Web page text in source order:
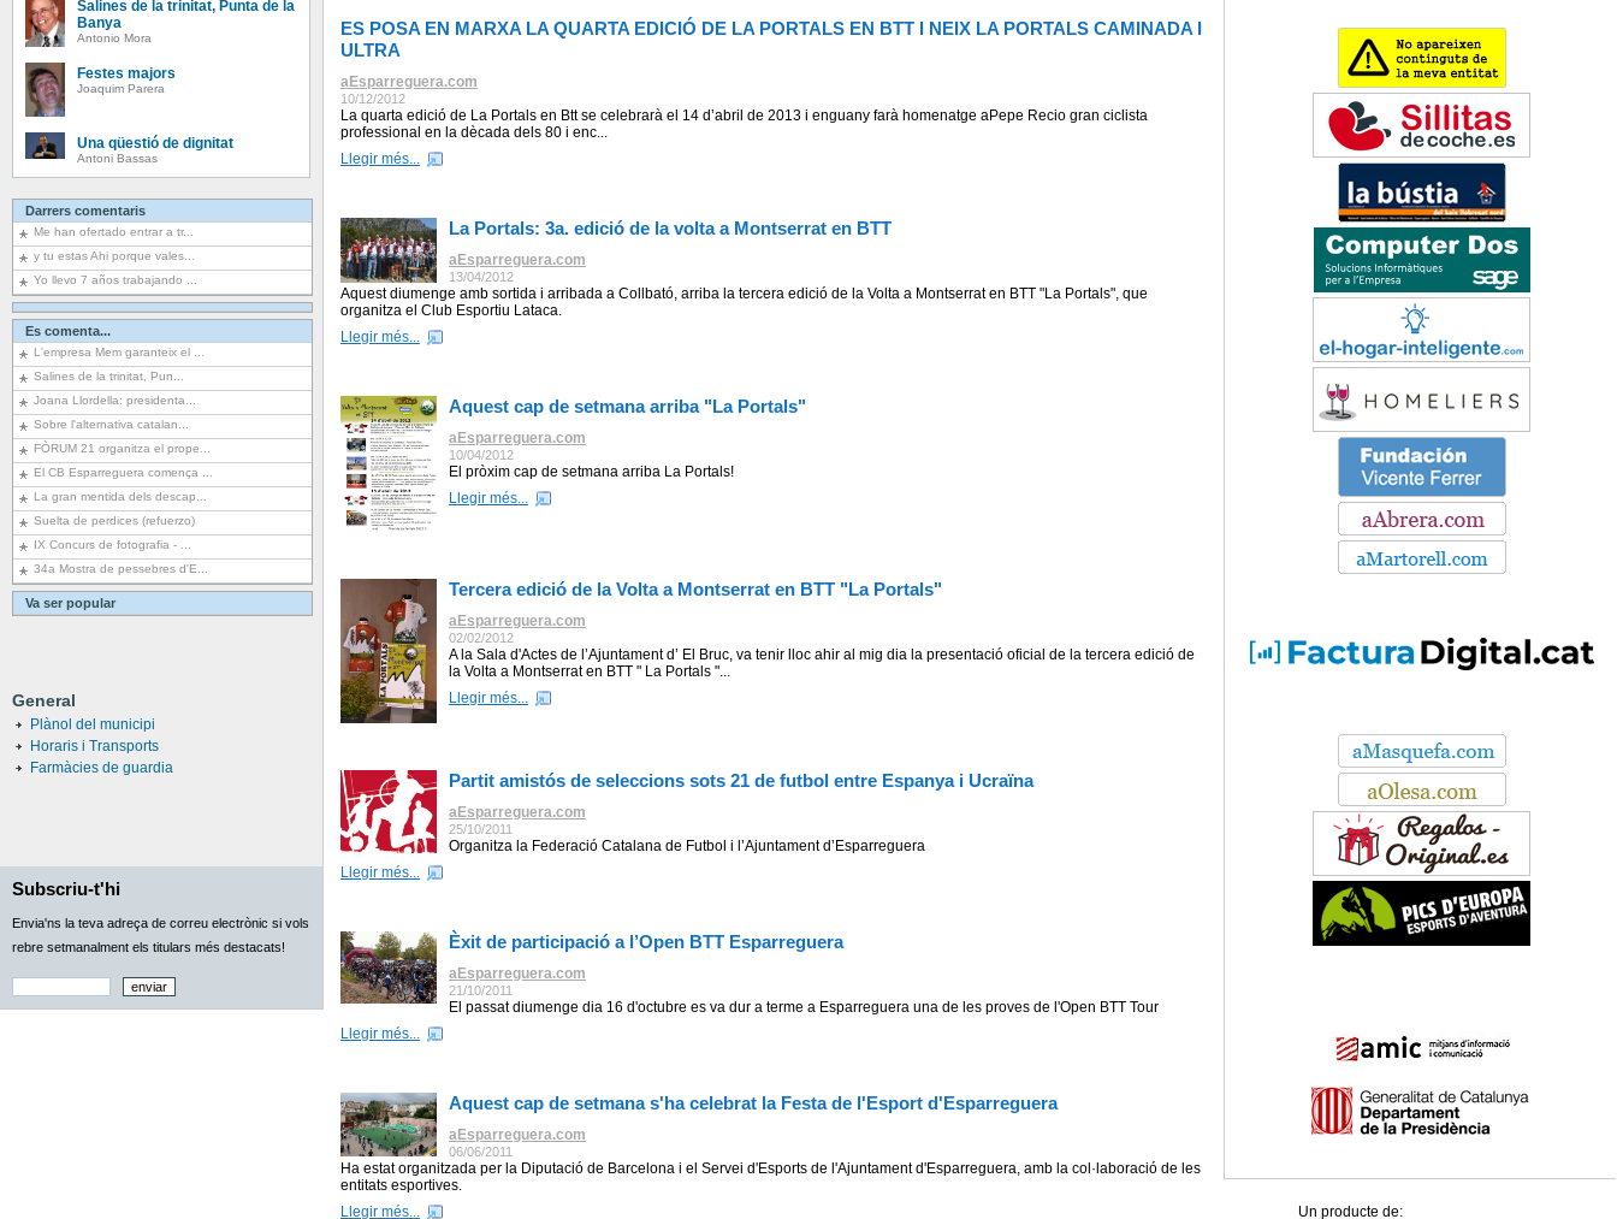
Salines de la trinitat, Punta de la
Banya
Antonio Mora
Festes majors
Joaquim Parera
Una qüestió de dignitat
Antoni Bassas
Darrers comentaris
Me han ofertado entrar a tr...
y tu estas Ahi porque vales...
Yo llevo 7 años trabajando ...
Es comenta...
L'empresa Mem garanteix el ...
Salines de la trinitat, Pun...
Joana Llordella: presidenta...
Sobre l'alternativa catalan...
FÒRUM 21 organitza el prope...
El CB Esparreguera comença ...
La gran mentida dels descap...
Suelta de perdices (refuerzo)
IX Concurs de fotografia - ...
34a Mostra de pessebres d'E...
Va ser popular
General
Plànol del municipi
Horaris i Transports
Farmàcies de guardia
Subscriu-t'hi
Envia'ns la teva adreça de correu electrònic si vols
rebre setmanalment els titulars més destacats!
ES POSA EN MARXA LA QUARTA EDICIÓ DE LA PORTALS EN BTT I NEIX LA PORTALS CAMINADA I
ULTRA
aEsparreguera.com
10/12/2012
La quarta edició de La Portals en Btt se celebrarà el 14 d’abril de 2013 i enguany farà homenatge aPepe Recio gran ciclista
professional en la dècada dels 80 i enc...
Llegir més...
La Portals: 3a. edició de la volta a Montserrat en BTT
aEsparreguera.com
13/04/2012
Aquest diumenge amb sortida i arribada a Collbató, arriba la tercera edició de la Volta a Montserrat en BTT "La Portals", que
organitza el Club Esportiu Lataca.
Llegir més...
Aquest cap de setmana arriba "La Portals"
aEsparreguera.com
10/04/2012
El pròxim cap de setmana arriba La Portals!
Llegir més...
Tercera edició de la Volta a Montserrat en BTT "La Portals"
aEsparreguera.com
02/02/2012
A la Sala d'Actes de l’Ajuntament d’ El Bruc, va tenir lloc ahir al mig dia la presentació oficial de la tercera edició de
la Volta a Montserrat en BTT " La Portals "...
Llegir més...
Partit amistós de seleccions sots 21 de futbol entre Espanya i Ucraïna
aEsparreguera.com
25/10/2011
Organitza la Federació Catalana de Futbol i l’Ajuntament d’Esparreguera
Llegir més...
Èxit de participació a l’Open BTT Esparreguera
aEsparreguera.com
21/10/2011
El passat diumenge dia 16 d'octubre es va dur a terme a Esparreguera una de les proves de l'Open BTT Tour
Llegir més...
Aquest cap de setmana s'ha celebrat la Festa de l'Esport d'Esparreguera
aEsparreguera.com
06/06/2011
Ha estat organitzada per la Diputació de Barcelona i el Servei d'Esports de l'Ajuntament d'Esparreguera, amb la col·laboració de les
entitats esportives.
Llegir més...
Un producte de: